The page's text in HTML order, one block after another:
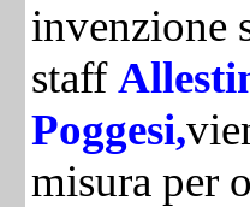
invenzione
staff
Poggesi,
misura per